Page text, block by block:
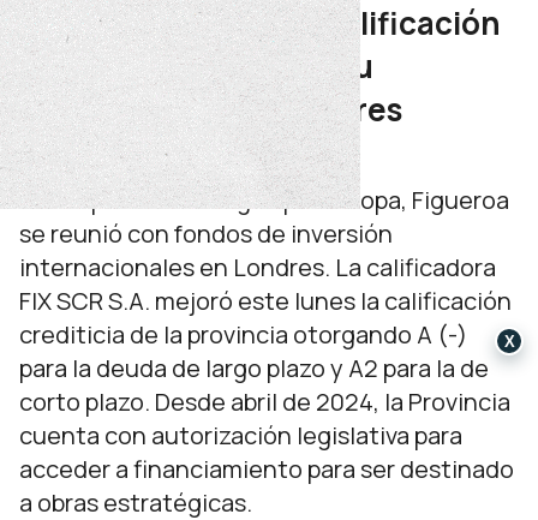
Neuquén mejoró su calificación
crediticia y presentó su
potencial ante inversores
internacionales
Como parte de una gira por Europa, Figueroa
se reunió con fondos de inversión
internacionales en Londres. La calificadora
FIX SCR S.A. mejoró este lunes la calificación
crediticia de la provincia otorgando A (-)
para la deuda de largo plazo y A2 para la de
corto plazo. Desde abril de 2024, la Provincia
cuenta con autorización legislativa para
acceder a financiamiento para ser destinado
a obras estratégicas.
X